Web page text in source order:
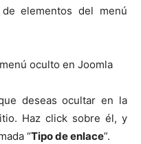
elementos del menú
deseas ocultar en la
Haz click sobre él, y
“Tipo de enlace”.